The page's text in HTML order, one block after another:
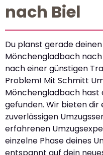
nach Biel
Du planst gerade
Mönchengladbach
nach einer günstigen
Problem! Mit Schmitt
Mönchengladbach hast
gefunden. Wir bieten dir
zuverlässigen
erfahrenen
einzelne Phase deines
entspannt auf dein